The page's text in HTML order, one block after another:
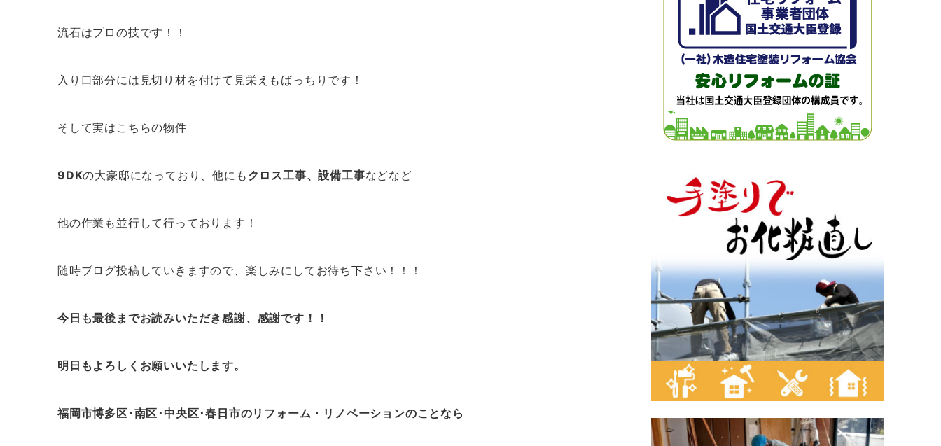
流石はプロの技です！！
入り口部分には見切り材を付けて見栄えもばっちりです！
そして実はこちらの物件
9DKの大豪邸になっており、他にも クロス工事、設備工事などなど
他の作業も並行して行っております！
随時ブログ投稿していきますので、楽しみにしてお待ち下さい！！！
今日も最後までお読みいただき感謝、感謝です！！
明日もよろしくお願いいたします。
福岡市博多区･南区･中央区･春日市のリフォーム・リノベーションのことなら